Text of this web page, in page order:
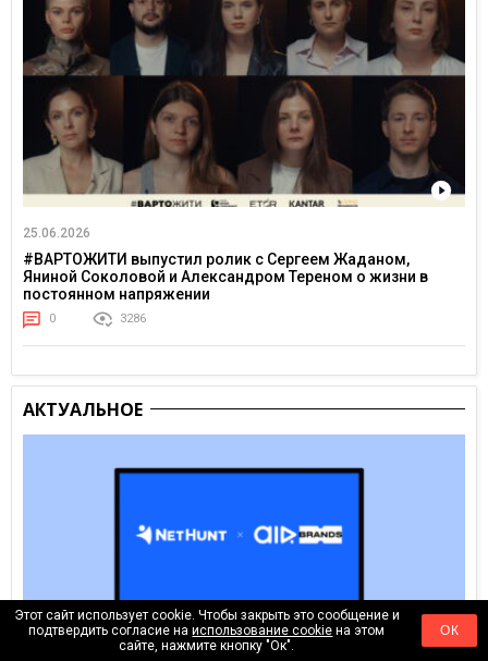
25.06.2026
#ВАРТОЖИТИ выпустил ролик с Сергеем Жаданом,
Яниной Соколовой и Александром Тереном о жизни в
постоянном напряжении
0 3286
АКТУАЛЬНОЕ
Этот сайт использует cookie. Чтобы закрыть это сообщение и
подтвердить согласие наиспользование cookie на этом
сайте, нажмите кнопку "Ок".
ОК